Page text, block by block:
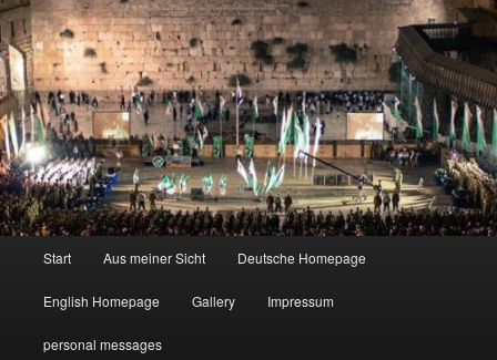
Start Aus meiner Sicht Deutsche Homepage
English Homepage Gallery Impressum
personal messages